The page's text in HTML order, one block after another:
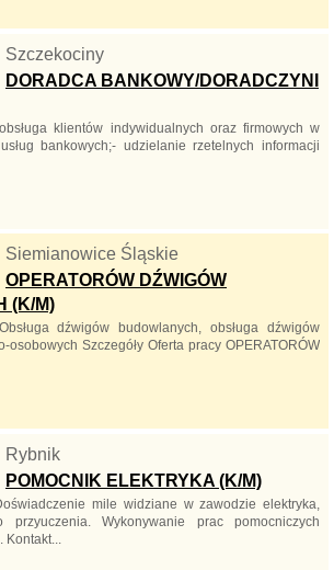
Szczekociny
DORADCA BANKOWY/DORADCZYNI
klientów indywidualnych oraz firmowych w
bankowych;- udzielanie rzetelnych informacji
Siemianowice Śląskie
OPERATORÓW DŹWIGÓW
(K/M)
dźwigów budowlanych, obsługa dźwigów
osobowych Szczegóły Oferta pracy OPERATORÓW
Rybnik
POMOCNIK ELEKTRYKA (K/M)
mile widziane w zawodzie elektryka,
Wykonywanie prac pomocniczych
Kontakt...